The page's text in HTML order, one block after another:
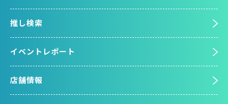
推し検索
イベントレポート
店舗情報